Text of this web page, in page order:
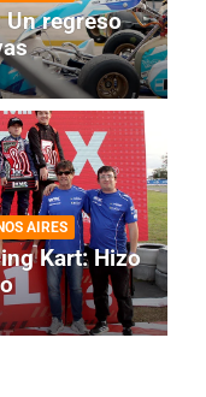
Un regreso
AIRES
Kart: Hizo